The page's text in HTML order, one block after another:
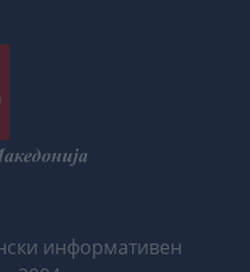
информативен